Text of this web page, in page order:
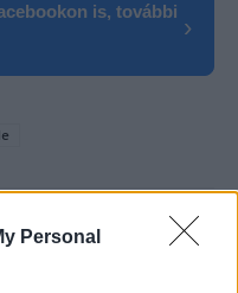
Personal
is, további
›